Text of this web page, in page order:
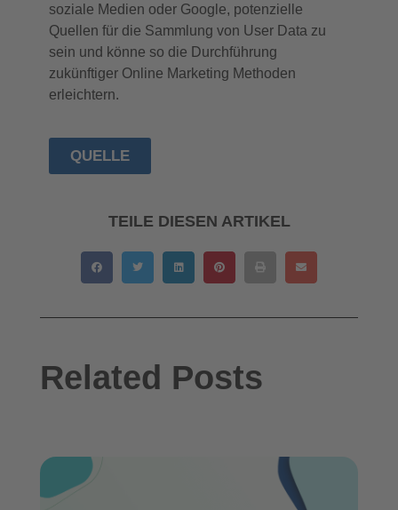
soziale Medien oder Google, potenzielle
Quellen für die Sammlung von User Data zu
sein und könne so die Durchführung
zukünftiger Online Marketing Methoden
erleichtern.
QUELLE
TEILE DIESEN ARTIKEL
Related Posts